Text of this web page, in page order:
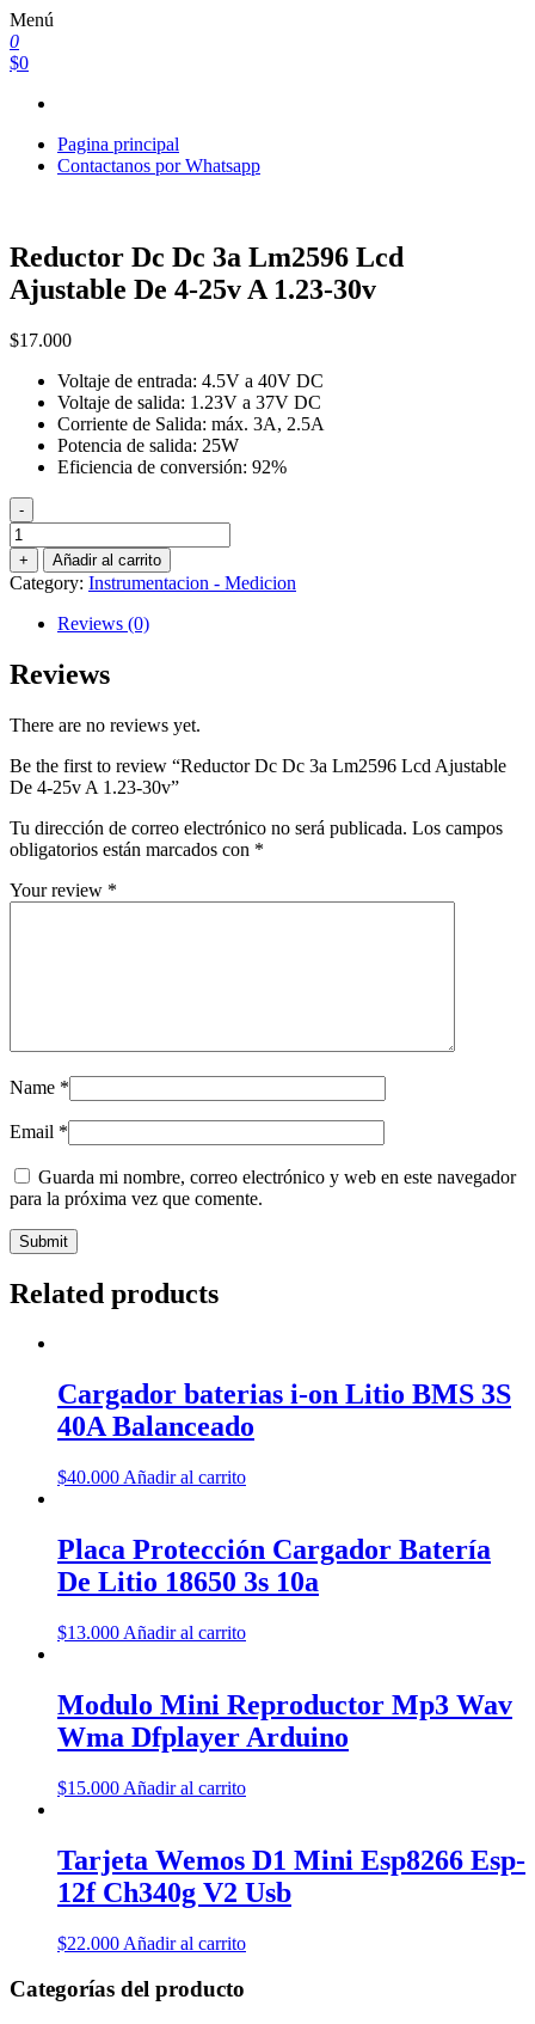
Saltar
al
contenido
Menú
0
$0
Pagina principal
Contactanos por Whatsapp
Reductor Dc Dc 3a Lm2596 Lcd
Ajustable De 4-25v A 1.23-30v
$17.000
Voltaje de entrada: 4.5V a 40V DC
Voltaje de salida: 1.23V a 37V DC
Corriente de Salida: máx. 3A, 2.5A
Potencia de salida: 25W
Eficiencia de conversión: 92%
-
Reductor
Dc
Dc
3a
Lm2596
Ajustable
De
25v
1.23-
30v
+ Añadir al carrito
Category: Instrumentacion - Medicion
Reviews (0)
Reviews
There are no reviews yet.
Be the first to review “Reductor Dc Dc 3a Lm2596 Lcd Ajustable
De 4-25v A 1.23-30v”
Tu dirección de correo electrónico no será publicada. Los campos
obligatorios están marcados con *
Your review *
Name *
Email *
Guarda mi nombre, correo electrónico y web en este navegador
para la próxima vez que comente.
Related products
Cargador baterias i-on Litio BMS 3S
40A Balanceado
$40.000 Añadir al carrito
Placa Protección Cargador Batería
De Litio 18650 3s 10a
$13.000 Añadir al carrito
Modulo Mini Reproductor Mp3 Wav
Wma Dfplayer Arduino
$15.000 Añadir al carrito
Tarjeta Wemos D1 Mini Esp8266 Esp-
12f Ch340g V2 Usb
$22.000 Añadir al carrito
Categorías del producto